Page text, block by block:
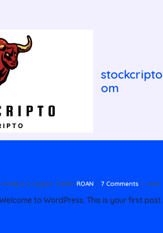
om
Analyst & Crypto Trader ROAN / 7 Comments / June
to WordPress. This is your first